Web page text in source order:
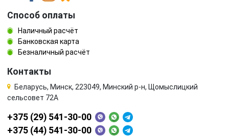
Способ оплаты
Наличный расчёт
Банковская карта
Безналичный расчёт
Контакты
Беларусь, Минск, 223049, Минский р-н, Щомыслицкий
сельсовет 72А
+375 (29) 541-30-00
+375 (44) 541-30-00